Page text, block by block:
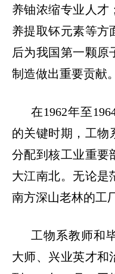
养铀浓缩专业人才
养提取钚元素等方
后为我国第一颗原
制造做出重要贡献。
在1962年至
的关键时期，工物
分配到核工业重要
大江南北。无论是
南方深山老林的工
工物系教师和
大师、兴业英才和